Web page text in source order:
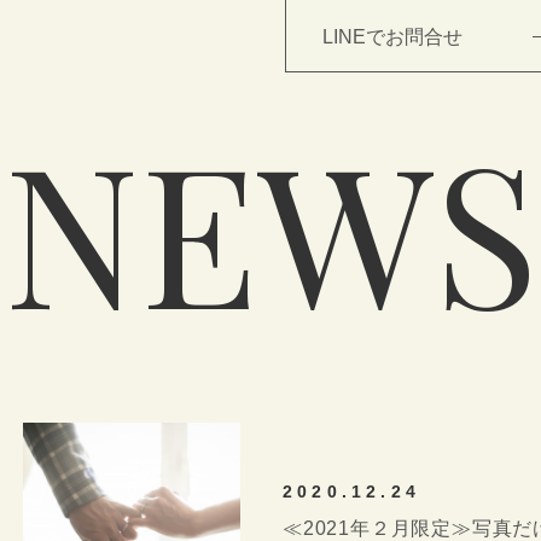
LINEでお問合せ
NEWS
2020.12.24
≪2021年２月限定≫写真だ
TOP
NEWS